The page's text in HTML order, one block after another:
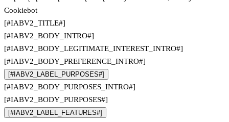
Cookiebot
[#IABV2_TITLE#]
[#IABV2_BODY_INTRO#]
[#IABV2_BODY_LEGITIMATE_INTEREST_INTRO#]
[#IABV2_BODY_PREFERENCE_INTRO#]
[#IABV2_LABEL_PURPOSES#]
[#IABV2_BODY_PURPOSES_INTRO#]
[#IABV2_BODY_PURPOSES#]
[#IABV2_LABEL_FEATURES#]